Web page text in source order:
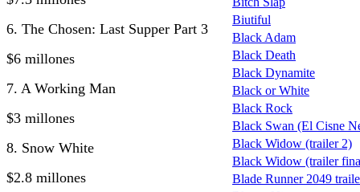
6. The Chosen: Last Supper Part 3
$6 millones
7. A Working Man
$3 millones
8. Snow White
$2.8 millones
Biutiful
Black Adam
Black Death
Black Dynamite
Black or White
Black Rock
Black Swan (El Cisne
Black Widow (trailer 2)
Black Widow (trailer
Blade Runner 2049